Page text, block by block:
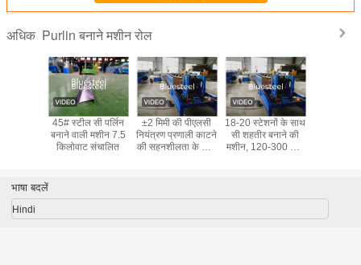
अधिक Purlin बनाने मशीन रोल
45# स्टील सी पर्लिन
बनाने वाली मशीन 7.5
किलोवाट संचालित
±2 मिमी की पीएलसी
नियंत्रण प्रणाली काटने
की सहनशीलता के साथ
18-20 स्टेशनों के साथ
सी शहतीर बनाने की
मशीन, 120-300 मिमी
भाषा बदलें
Hindi